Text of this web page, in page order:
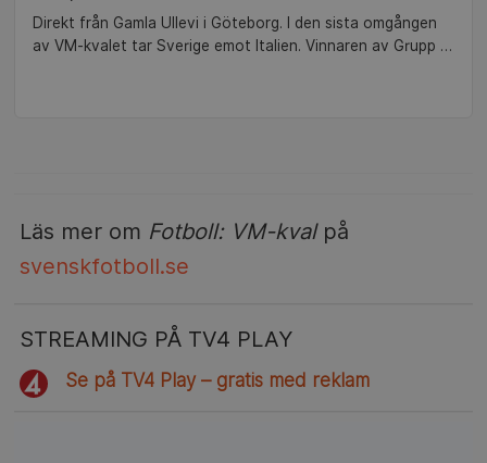
Direkt från Gamla Ullevi i Göteborg. I den sista omgången
av VM-kvalet tar Sverige emot Italien. Vinnaren av Grupp A1
Läs mer om Fotboll: VM-kvalpå
svenskfotboll.se
STREAMING PÅ TV4 PLAY
Se på TV4 Play – gratis med reklam